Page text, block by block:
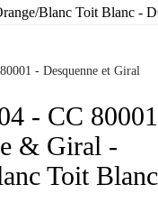
Blanc Toit Blanc -
- CC
& Giral -
Toit